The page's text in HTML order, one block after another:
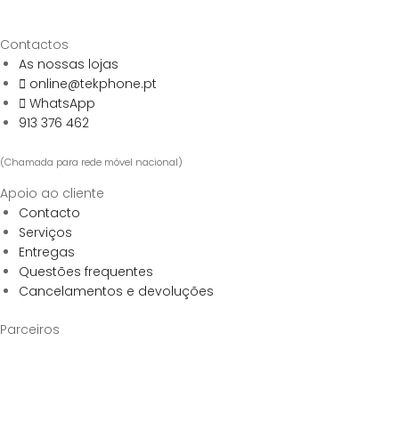
Contactos
As nossas lojas
online@tekphone.pt
WhatsApp
913 376 462
(Chamada para rede móvel nacional)
Apoio ao cliente
Contacto
Serviços
Entregas
Questões frequentes
Cancelamentos e devoluções
Parceiros